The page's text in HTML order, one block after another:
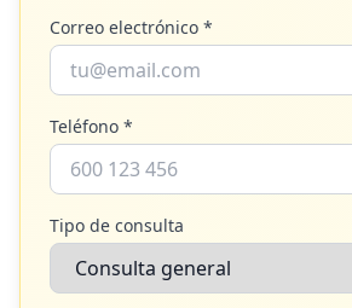
Correo electrónico *
Teléfono *
Tipo de consulta